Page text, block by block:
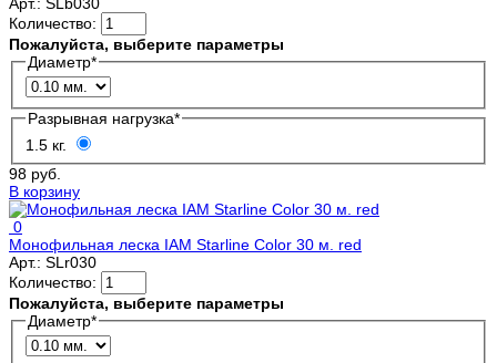
Количество:
Пожалуйста, выберите параметры
Диаметр*
Разрывная нагрузка*
1.5 кг.
98 руб.
В корзину
0
Монофильная леска IAM Starline Color 30 м. red
Арт.: SLr030
Количество:
Пожалуйста, выберите параметры
Диаметр*